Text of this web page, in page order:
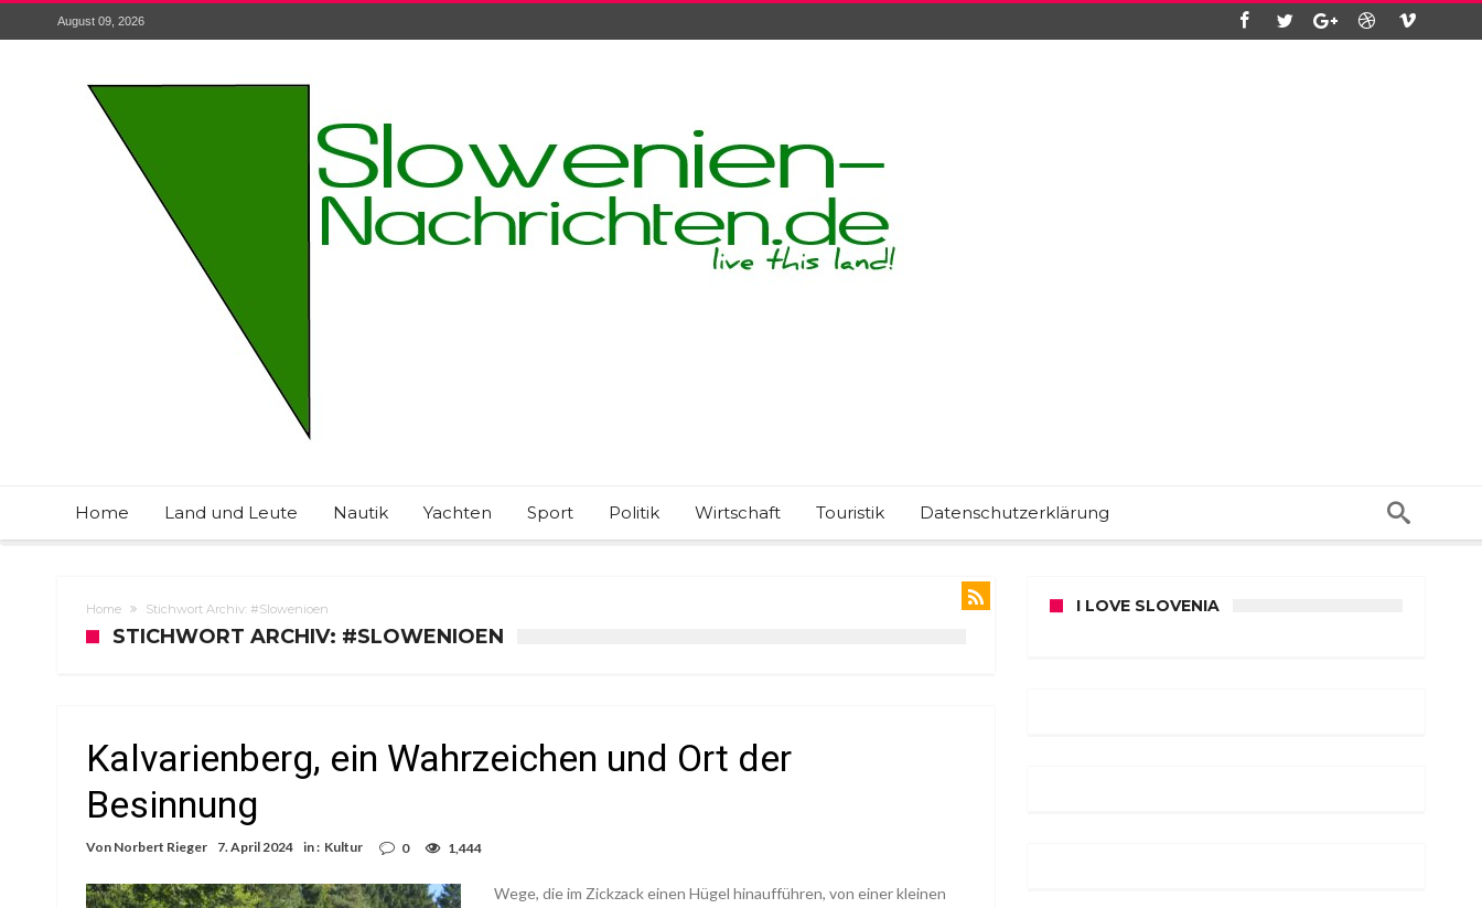
August 09, 2026
Home Land und Leute Nautik Yachten Sport Politik Wirtschaft Touristik Datenschutzerklärung
Home Stichwort Archiv: #Slowenioen
STICHWORT ARCHIV: #SLOWENIOEN
Kalvarienberg, ein Wahrzeichen und Ort der
Besinnung
Von Norbert Rieger 7. April 2024 in : Kultur 0 1,444
Wege, die im Zickzack einen Hügel hinaufführen, von einer kleinen
I LOVE SLOVENIA